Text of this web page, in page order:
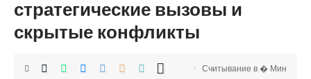
стратегические вызовы и
скрытые конфликты
Считывание в � Мин